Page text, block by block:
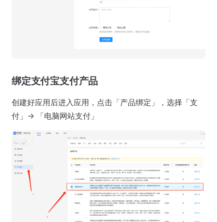
绑定支付宝支付产品
创建好应用后进入应用，点击「产品绑定」，选择「支
付」-> 「电脑网站支付」